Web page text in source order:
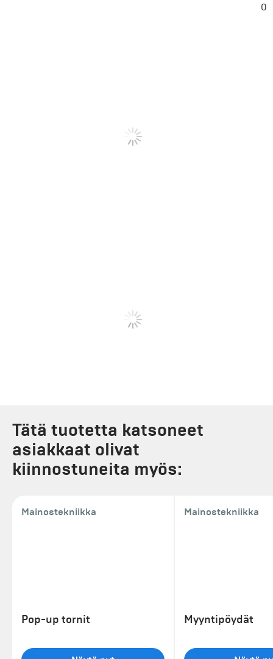
0
Tätä tuotetta katsoneet
asiakkaat olivat
kiinnostuneita myös:
Mainostekniikka
Pop-up tornit
Mainostekniikka
Myyntipöydät